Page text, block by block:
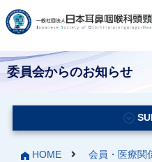
委員会からのお知らせ
HOME 会員・医療関